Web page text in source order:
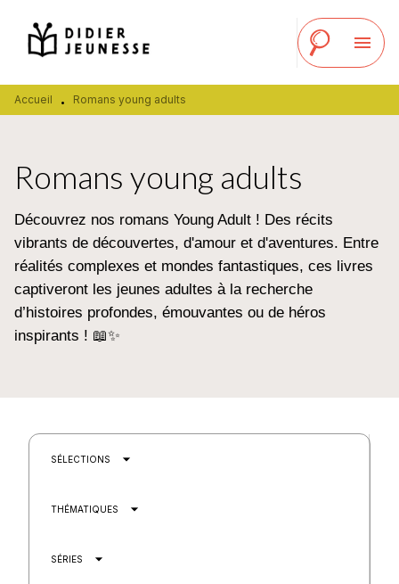
MENU RECHERCHE
PIED DE PAGE
menu
Accueil • Romans young adults
Romans young adults
Découvrez nos romans Young Adult ! Des récits
vibrants de découvertes, d'amour et d'aventures. Entre
réalités complexes et mondes fantastiques, ces livres
captiveront les jeunes adultes à la recherche
d’histoires profondes, émouvantes ou de héros
inspirants ! 📖✨
SÉLECTIONS arrow_drop_down
THÉMATIQUES arrow_drop_down
SÉRIES arrow_drop_down